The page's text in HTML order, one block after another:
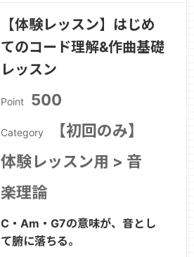
ンギング・ロングトーン・表現・曲練
習・課題整理吹奏楽・ソロ・趣味演奏、
目的に合わせて指導します。
【体験レッスン】はじめ
てのコード理解&作曲基礎
レッスン
Point 500
Category
【初回のみ】
体験レッスン用 > 音
楽理論
C・Am・G7の意味が、音とし
て腑に落ちる。